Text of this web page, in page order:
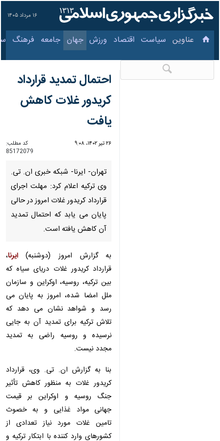
۱۶ مرداد ۱۴۰۵
عناوین‌ سیاست اقتصاد ورزش جهان جامعه فرهنگ
احتمال تمدید قرارداد
کریدور غلات کاهش
یافت
۲۶ تیر ۱۴۰۲، ۹:۰۸
کد مطلب:
85172079
تهران- ایرنا- شبکه خبری ان. تی.
وی ترکیه اعلام کرد: مهلت اجرای
قرارداد کریدور غلات امروز در حالی
پایان می یابد که احتمال تمدید
آن کاهش یافته است.
به گزارش امروز (دوشنبه)ایرنا، قرارداد
کریدور غلات دریای سیاه که بین ترکیه،
روسیه، اوکراین و سازمان ملل امضا
شده، امروز به پایان می رسد و
شواهد نشان می دهد که تلاش ترکیه
برای تمدید آن به جایی نرسیده و
روسیه راضی به تمدید مجدد نیست.
بنا به گزارش ان. تی. وی، قرارداد
کریدور غلات به منظور کاهش تأثیر
جنگ روسیه و اوکراین بر قیمت جهانی
مواد غذایی و به خصوث تامین غلات
مورد نیاز تعدادی از کشورهای وارد
کننده با ابتکار ترکیه و با همکاری
سازمان ملل متحد، روسیه و اوکراین